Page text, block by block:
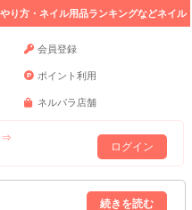
り方・ネイル用品ランキングなどネイル
会員登録
ポイント利用
ネルパラ店舗
⇒
ログイン